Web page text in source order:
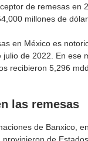
de remesas en
millones de
en México es
de 2022. En ese
recibieron 5,296
las remesas
de Banxico,